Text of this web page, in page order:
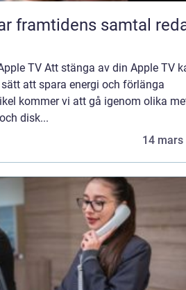
TV Att stänga av din Apple TV
att spara energi och förlänga
kommer vi att gå igenom olika
disk...
14 mars